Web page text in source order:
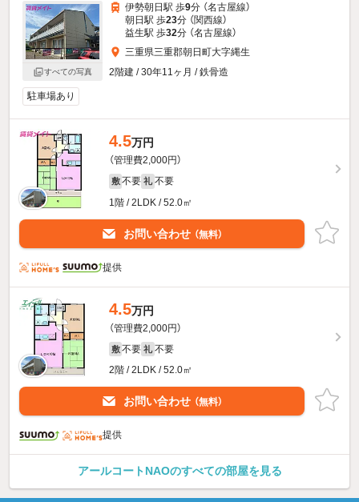
すべての写真
伊勢朝日駅 歩9分 （名古屋線）
朝日駅 歩23分 （関西線）
益生駅 歩32分 （名古屋線）
三重県三重郡朝日町大字縄生
2階建 / 30年11ヶ月 / 鉄骨造
駐車場あり
4.5万円
（管理費2,000円）
敷 不要 礼 不要
1階 / 2LDK / 52.0㎡
お問い合わせ （無料）
提供
4.5万円
（管理費2,000円）
敷 不要 礼 不要
2階 / 2LDK / 52.0㎡
お問い合わせ （無料）
提供
アールコートNAOのすべての部屋を見る